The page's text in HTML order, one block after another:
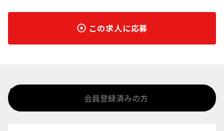
この求人に応募
%>
会員登録済みの方